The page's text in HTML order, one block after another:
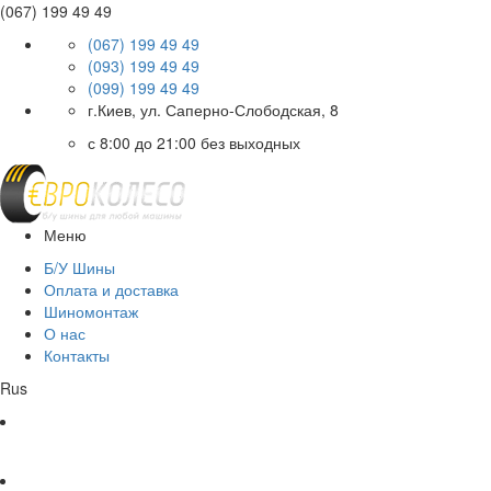
(067) 199 49 49
(067) 199 49 49
(093) 199 49 49
(099) 199 49 49
г.Киев, ул. Саперно-Слободская, 8
с 8:00 до 21:00 без выходных
Меню
Б/У Шины
Оплата и доставка
Шиномонтаж
О нас
Контакты
Rus